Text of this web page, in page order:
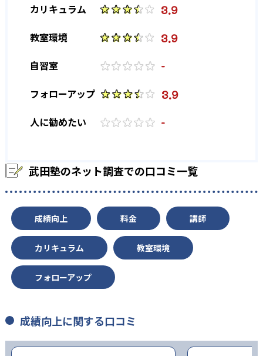
カリキュラム 3.9
教室環境 3.9
自習室 -
フォローアップ 3.9
人に勧めたい -
武田塾のネット調査での口コミ一覧
成績向上 料金 講師
カリキュラム 教室環境
フォローアップ
成績向上に関する口コミ